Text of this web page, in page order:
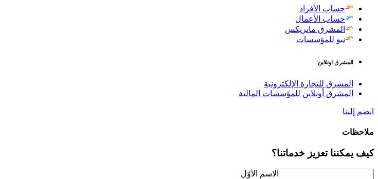
حساب الأفراد
حساب الأعمال
المشرق ماتريكس
نيو للمؤسسات
المشرق اونلاين
المشرق للتجارة الإلكترونية
المشرق أونلاين للمؤسسات المالية
انضم إلينا
ملاحظات
كيف يمكننا تعزيز خدماتنا؟
الاسم الأوّل